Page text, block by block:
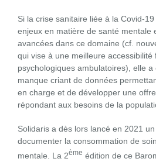
Si la crise sanitaire liée à la Covid-
enjeux en matière de santé mentale
avancées dans ce domaine (cf.
qui vise à une meilleure accessibilité
psychologiques ambulatoires), elle
manque criant de données
en charge et de développer une
répondant aux besoins de la
Solidaris a dès lors lancé en 2021
documenter la consommation de
mentale. La 2ème édition de ce